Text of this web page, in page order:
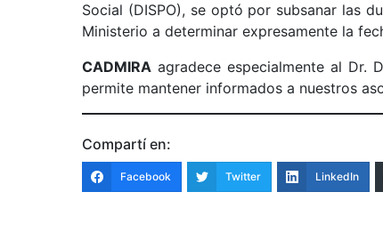
Social (DISPO), se optó por subsanar las
Ministerio a determinar expresamente la
CADMIRA agradece especialmente al Dr.
permite mantener informados a nuestros
Compartí en:
Facebook Twitter LinkedIn